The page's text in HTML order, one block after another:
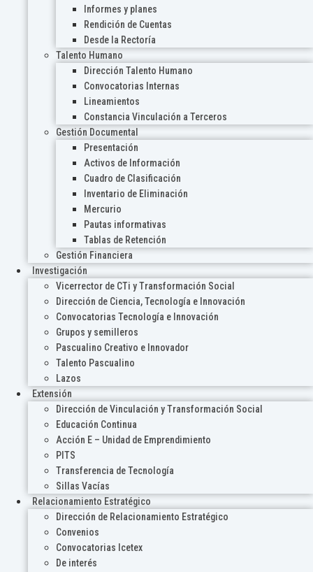
Informes y planes
Rendición de Cuentas
Desde la Rectoría
Talento Humano
Dirección Talento Humano
Convocatorias Internas
Lineamientos
Constancia Vinculación a Terceros
Gestión Documental
Presentación
Activos de Información
Cuadro de Clasificación
Inventario de Eliminación
Mercurio
Pautas informativas
Tablas de Retención
Gestión Financiera
Investigación
Vicerrector de CTi y Transformación Social
Dirección de Ciencia, Tecnología e Innovación
Convocatorias Tecnología e Innovación
Grupos y semilleros
Pascualino Creativo e Innovador
Talento Pascualino
Lazos
Extensión
Dirección de Vinculación y Transformación Social
Educación Continua
Acción E – Unidad de Emprendimiento
PITS
Transferencia de Tecnología
Sillas Vacías
Relacionamiento Estratégico
Dirección de Relacionamiento Estratégico
Convenios
Convocatorias Icetex
De interés